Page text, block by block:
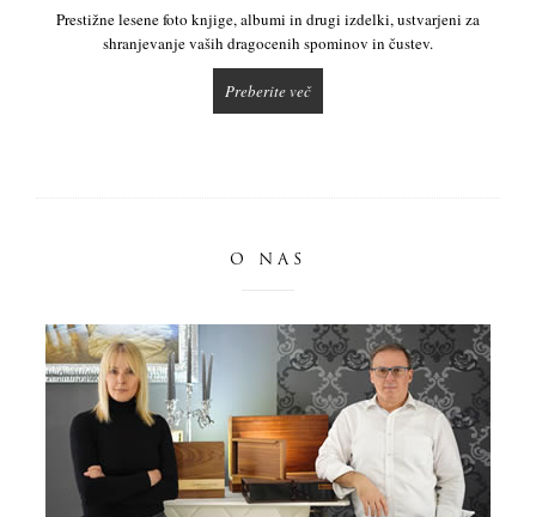
Prestižne lesene foto knjige, albumi in drugi izdelki, ustvarjeni za
shranjevanje vaših dragocenih spominov in čustev.
Preberite več
O NAS